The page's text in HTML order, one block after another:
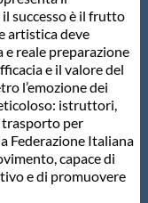
successo è il frutto
artistica deve
e reale preparazione
e il valore del
l’emozione dei
istruttori,
trasporto per
Federazione Italiana
capace di
e di promuovere